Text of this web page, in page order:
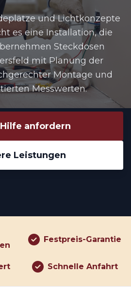
und Lichtkonzepte
es eine Installation, die
Steckdosen
mit Planung der
Montage und
Messwerten.
anfordern
Leistungen
Festpreis-Garantie
Schnelle Anfahrt